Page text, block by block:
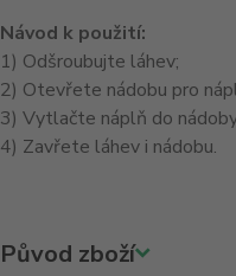
Návod k použití:
1) Odšroubujte láhev;
2) Otevřete nádobu pro
3) Vytlačte náplň do
4) Zavřete láhev i nádobu.
Původ zboží